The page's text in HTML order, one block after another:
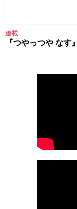
連載
『つやっつや なす